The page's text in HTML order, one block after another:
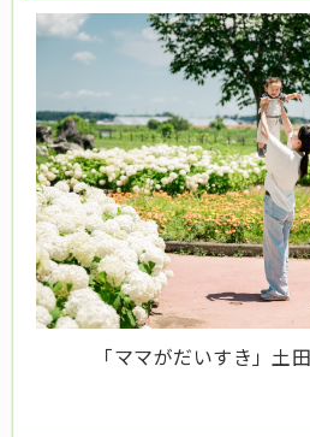
「ママがだいすき」土